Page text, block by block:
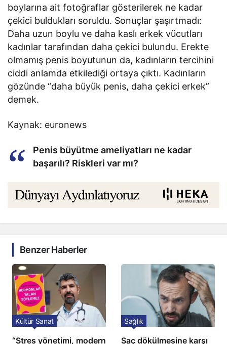
boylarına ait fotoğraflar gösterilerek ne kadar
çekici buldukları soruldu. Sonuçlar şaşırtmadı:
Daha uzun boylu ve daha kaslı erkek vücutları
kadınlar tarafından daha çekici bulundu. Erekte
olmamış penis boyutunun da, kadınların tercihini
ciddi anlamda etkilediği ortaya çıktı. Kadınların
gözünde “daha büyük penis, daha çekici erkek”
demek.
Kaynak: euronews
Penis büyütme ameliyatları ne kadar
başarılı? Riskleri var mı?
Benzer Haberler
“Stres yönetimi, modern
Kültür Sanat
Saç dökülmesine karşı
Sağlık